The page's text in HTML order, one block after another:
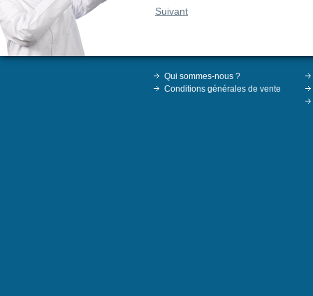
Suivant
Qui sommes-nous ?
Conditions générales de vente